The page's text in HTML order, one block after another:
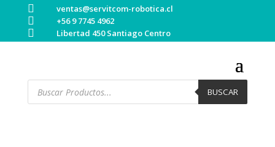
 ventas@servitcom-robotica.cl
 +56 9 7745 4962
 Libertad 450 Santiago Centro
Búsqueda
productos
BUSCAR